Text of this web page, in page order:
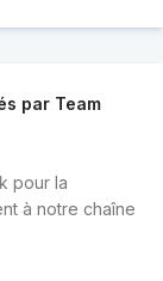
par Team
pour la
à notre chaîne